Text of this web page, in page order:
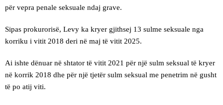
për vepra penale seksuale ndaj grave.
Sipas prokurorisë, Levy ka kryer gjithsej 13 sulme seksuale nga
korriku i vitit 2018 deri në maj të vitit 2025.
Ai ishte dënuar në shtator të vitit 2021 për një sulm seksual të kryer
në korrik 2018 dhe për një tjetër sulm seksual me penetrim në gusht
të po atij viti.